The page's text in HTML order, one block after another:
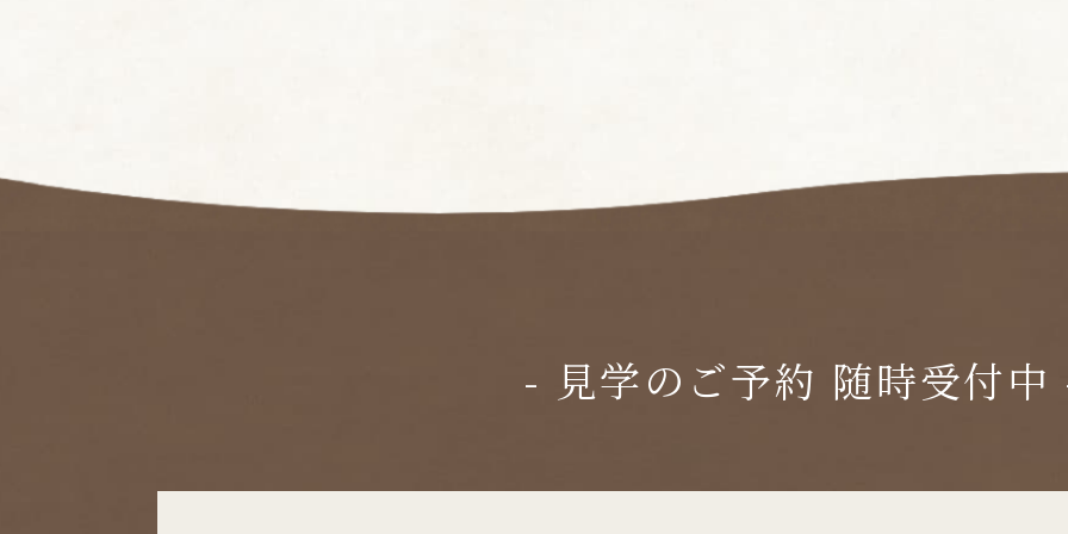
- 見学のご予約 随時受付中